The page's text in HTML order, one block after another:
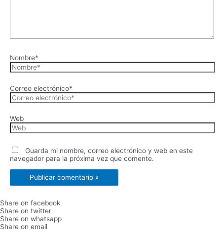
Nombre*
Correo electrónico*
Web
Guarda mi nombre, correo electrónico y web en este
navegador para la próxima vez que comente.
Share on facebook
Share on twitter
Share on whatsapp
Share on email